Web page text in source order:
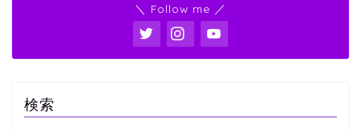
＼ Follow me ／
検索